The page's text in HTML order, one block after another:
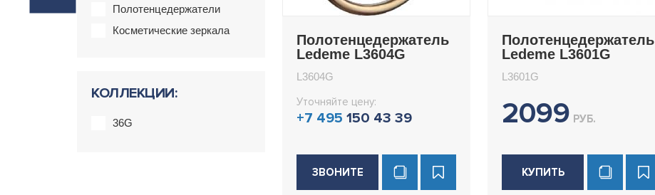
Полотенцедержатели
Косметические зеркала
КОЛЛЕКЦИИ:
36G
Полотенцедержатель
Ledeme L3604G
L3604G
Уточняйте цену:
+7 495 150 43 39
ЗВОНИТЕ
Полотенцедержатель
Ledeme L3601G
L3601G
2099 РУБ.
КУПИТЬ